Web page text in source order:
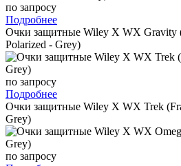
по запросу
Подробнее
Очки защитные Wiley X WX Gravity
Polarized - Grey)
по запросу
Подробнее
Очки защитные Wiley X WX Trek
Grey)
по запросу